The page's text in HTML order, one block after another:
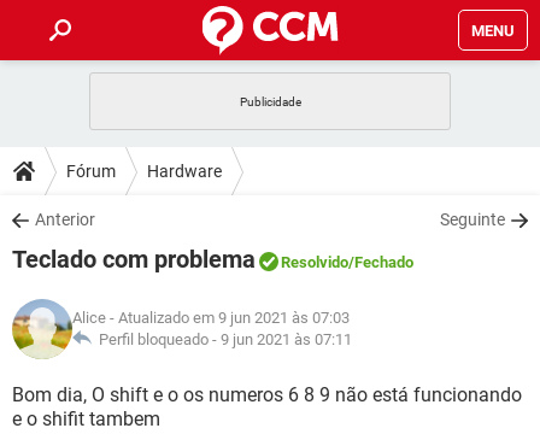
MENU
CELULAR
OUTLOOK
INSTAGRAM GMAIL
GUIA DE COMPRAS
DICAS
JOGOS
INSTAGRAM GMAIL
GUIA DE COMPRAS
DOWNLOADS
JOGOS WHATSAPP
CELULAR
OUTLOOK EXCEL
INSTAGRAM GMAIL
GUIA DE COMPRAS
JOGOS WHATSAPP
CELULAR
OUTLOOK EXCEL
GLOSSÁRIO
JOGOS WHATSAPP
CELULAR
Fórum Hardware
Anterior Seguinte
Teclado com problema Resolvido/Fechado
Alice - Atualizado em 9 jun 2021 às 07:03
Perfil bloqueado - 9 jun 2021 às 07:11
Bom dia, O shift e o os numeros 6 8 9 não está funcionando
e o shifit tambem